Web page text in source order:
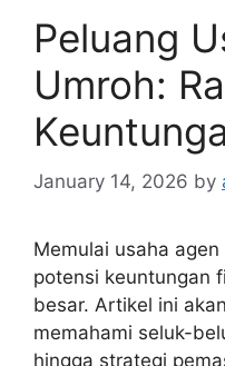
Peluang
Umroh:
January 14, 2026 by
Memulai usaha
potensi keuntungan
besar. Artikel ini
memahami seluk-
hingga strategi